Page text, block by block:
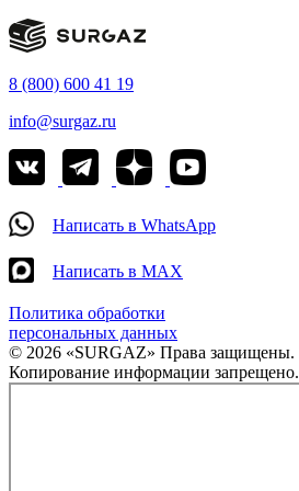
8 (800) 600 41 19
info@surgaz.ru
Написать в WhatsApp
Написать в MAX
Политика обработки
персональных данных
© 2026 «SURGAZ» Права защищены.
Копирование информации запрещено.